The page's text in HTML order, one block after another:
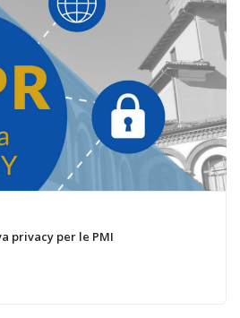
privacy per le PMI